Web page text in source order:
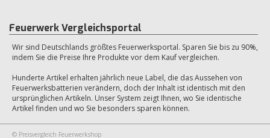
Feuerwerk Vergleichsportal
Wir sind Deutschlands größtes Feuerwerksportal. Sparen Sie bis zu 90%,
indem Sie die Preise Ihre Produkte vor dem Kauf vergleichen.
Hunderte Artikel erhalten jährlich neue Label, die das Aussehen von
Feuerwerksbatterien verändern, doch der Inhalt ist identisch mit den
ursprünglichen Artikeln. Unser System zeigt Ihnen, wo Sie identische
Artikel finden und wo Sie besonders sparen können.
© Preisvergleich Feuerwerkshop